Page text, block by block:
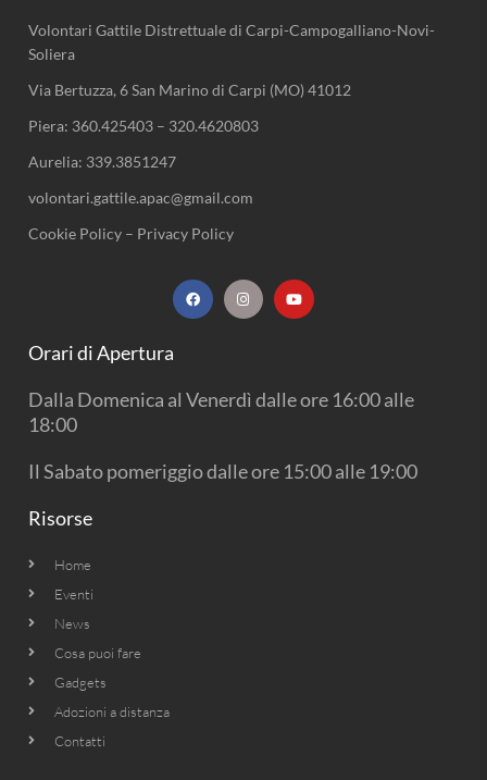
Volontari Gattile Distrettuale di Carpi-Campogalliano-Novi-
Soliera
Via Bertuzza, 6 San Marino di Carpi (MO) 41012
Piera: 360.425403 – 320.4620803
Aurelia: 339.3851247
volontari.gattile.apac@gmail.com
Cookie Policy – Privacy Policy
F
a
I
n
m
Y
o
Orari di Apertura
Dalla Domenica al Venerdì dalle ore 16:00 alle
18:00
Il Sabato pomeriggio dalle ore 15:00 alle 19:00
Risorse
Home
Eventi
News
Cosa puoi fare
Gadgets
Adozioni a distanza
Contatti